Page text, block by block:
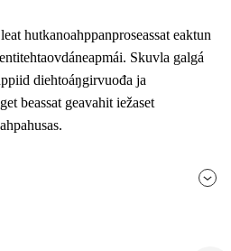
hutkanoahppanproseassat eaktun
Skuvla galgá
diehtoáŋgirvuođa ja
beassat geavahit iežaset